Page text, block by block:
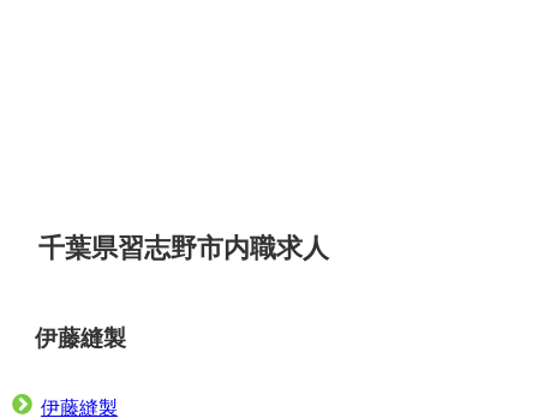
千葉県習志野市内職求人
伊藤縫製
伊藤縫製